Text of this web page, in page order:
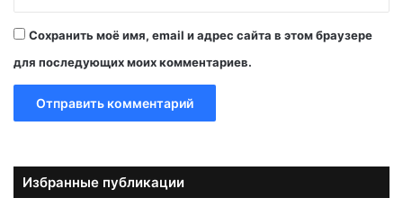
Сохранить моё имя, email и адрес сайта в этом браузере
для последующих моих комментариев.
Избранные публикации